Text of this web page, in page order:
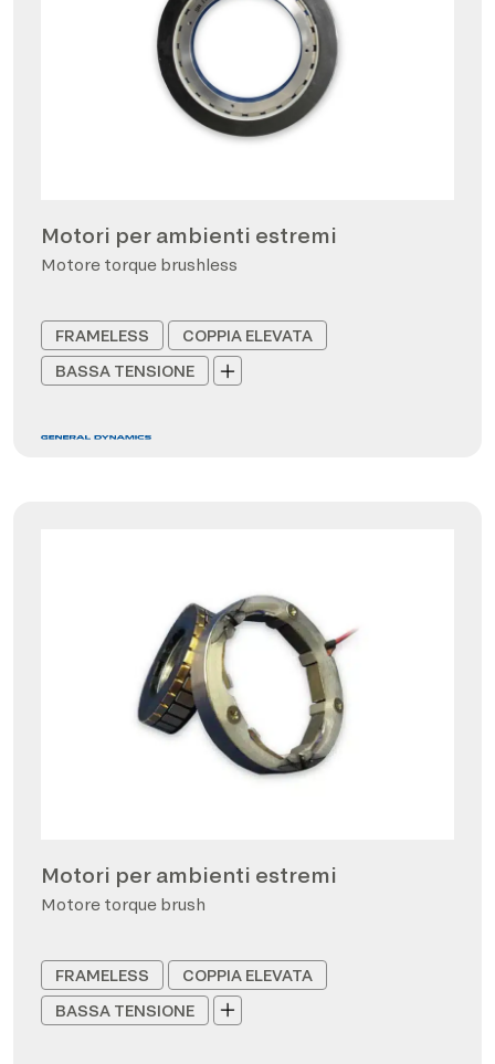
Motori per ambienti estremi
Motore torque brushless
FRAMELESS
COPPIA ELEVATA
BASSA TENSIONE
Motori per ambienti estremi
Motore torque brush
FRAMELESS
COPPIA ELEVATA
BASSA TENSIONE